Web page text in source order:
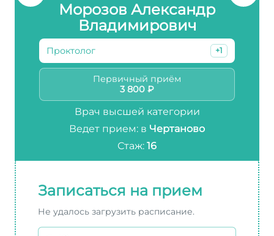
Морозов Александр
Владимирович
Проктолог +1
Первичный приём
3 800 ₽
Врач высшей категории
Ведет прием: в Чертаново
Стаж: 16
Записаться на прием
Не удалось загрузить расписание.